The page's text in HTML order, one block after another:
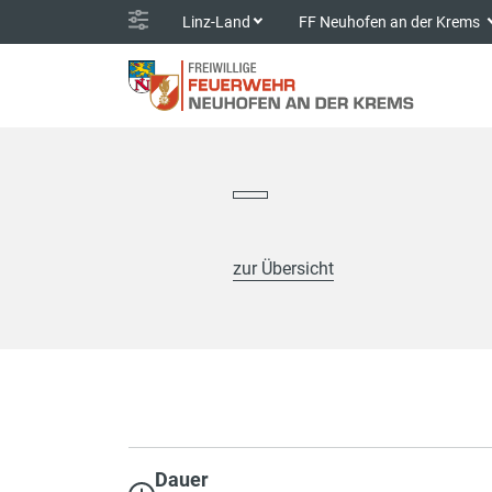
Linz-Land FF Neuhofen an der Krems
zur Übersicht
Dauer